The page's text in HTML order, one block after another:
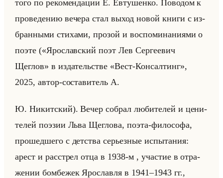
то­го по ре­ко­мен­да­ции Е. Ев­ту­шен­ко. По­во­дом к
про­ве­де­нию ве­че­ра стал выход новой книги с из­
бран­ны­ми сти­ха­ми, про­зой и вос­по­ми­на­ни­ями о
поэте («Ярославский поэт Лев Сергеевич
Щеглов» в из­да­тельстве «Вест-Консалтинг»,
2025, автор-со­ста­ви­тель А.
Ю. Ни­кит­ский). Вечер со­брал лю­би­те­лей и це­ни­
те­лей по­эзии Льва Щег­ло­ва, поэта-фи­ло­со­фа,
про­шед­ше­го с дет­ства се­рьез­ные ис­пы­та­ния:
арест и рас­стрел отца в 1938-м , уча­стие в от­ра­
же­нии бом­бе­жек Яро­слав­ля в 1941–1943 гг.,